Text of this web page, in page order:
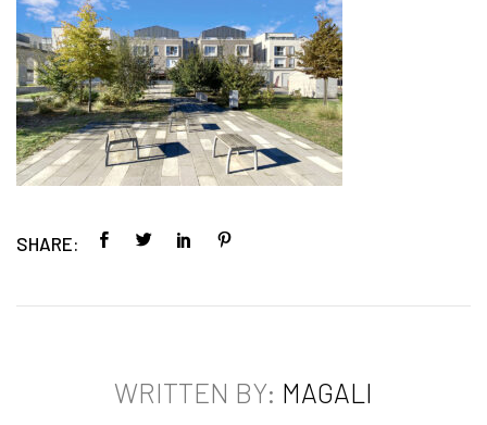
SHARE:
WRITTEN BY: MAGALI